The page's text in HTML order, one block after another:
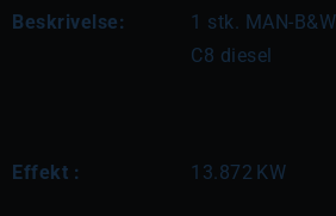
Beskrivelse:
1 stk. MAN-
C8 diesel
Effekt : 13.872 KW